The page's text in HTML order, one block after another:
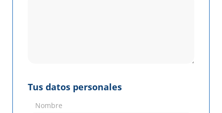
Tus datos personales
Nombre